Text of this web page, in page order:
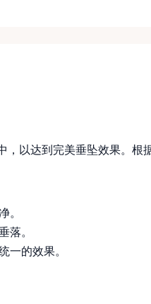
以达到完美垂坠效果。根
。
落。
一的效果。